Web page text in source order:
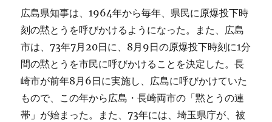
広島県知事は、1964年から毎年、県民に原爆投下時
刻の黙とうを呼びかけるようになった。また、広島
市は、73年7月20日に、8月9日の原爆投下時刻に1分
間の黙とうを市民に呼びかけることを決定した。長
崎市が前年8月6日に実施し、広島に呼びかけていた
もので、この年から広島・長崎両市の「黙とうの連
帯」が始まった。また、73年には、埼玉県庁が、被